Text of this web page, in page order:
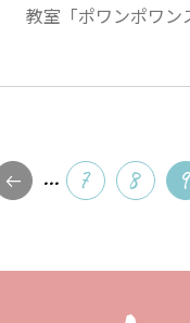
教室「ポワンポワ
... 7 8 9